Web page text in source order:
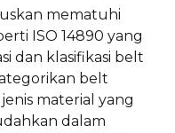
mematuhi
ISO 14890 yang
dan klasifikasi belt
belt
material yang
dalam